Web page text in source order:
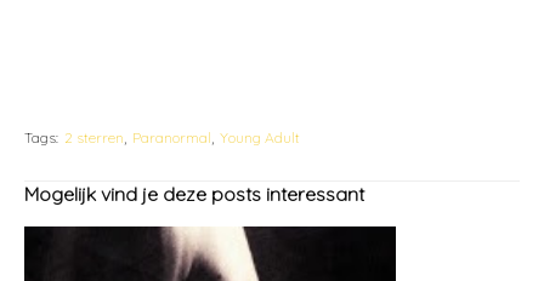
Tags: 2 sterren Paranormal Young Adult
Mogelijk vind je deze posts interessant